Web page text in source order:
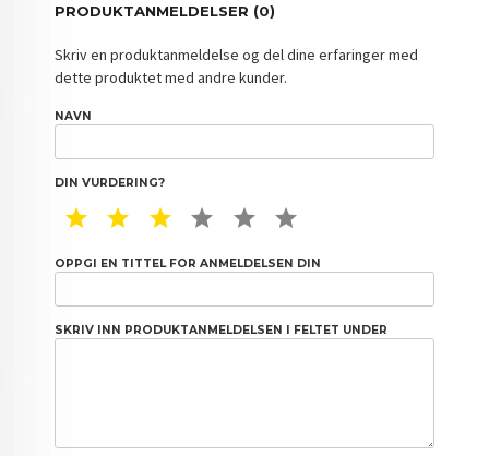
PRODUKTANMELDELSER (0)
Skriv en produktanmeldelse og del dine erfaringer med
dette produktet med andre kunder.
NAVN
DIN VURDERING?
1 STAR2 STAR3 STAR4 STAR5 STAR
OPPGI EN TITTEL FOR ANMELDELSEN DIN
SKRIV INN PRODUKTANMELDELSEN I FELTET UNDER